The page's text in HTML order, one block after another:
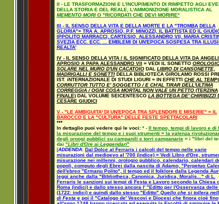
II - LE TRASFORMAZIONI E L'INCUPIMENTO DI RIMPETTO AGLI
DELLA STORIA E DEL REALE, L'AMMONIZIONE MORALISTICA AL
MEMENTO MORIO "RICORDATI CHE DEVI MORIRE"
III - IL SENSO DELLA VITA E DELLA MORTE E LA "TROMBA DELLA
GLORIA"= TRA A. APROSIO, P.F. MINOZZI, IL BATTISTA ED IL
IPPOLITO MARRACCI, CARTESIO, ALESSANDRO VII, MARIA
SVEZIA ECC. ECC. ... EMBLEMI DI UN'EPOCA SOSPESA TRA
REALTA'
IV - IL SENSO DELLA VITA / IL SIGNIFICATO DELLA VITA DA
APROSIO A PAPA ALESSANDRO VII= VEDI IL SONETTO
SOLARE NEL MURO D'UN CACATOIODAL LIBRO DI CANSONETTE,
MADRIGALLI E SONETTIDELLA BIBLIOTECA GIROLAMO ROSSI
IST. iNTERNAZIONALE DI STUDI LIGURI = IN EFFETTI CHE AL
CORRUTTOR TUTTO E' SOGGETTO / E CH'AL TIRAR DELL'ULTIMA
CORREGGIA / OGNI COSA MORTAL NON VALE UN PETTO(TERZINA
FINALE)DAL VOLUME SEICENTESCO LA BOTTEGA DE' CHIRIBIZZI
CESARE GIUDICI
V - "LE AMBIGUITA' DI UN'EPOCA TRA SPLENDORI E MISERIE" = IL
BAROCCO E LA "CULTURA" DELLE FESTE SPETTACOLARI
***
In dettaglio puoi vedere qui le voci: * - Il tempo, tempi di lavoro e di
la misurazione del tempo e i suoi strumenti = la valenza
degli oroogi pubblici su campanili e torri campanarie= i "libri del
dai "Libri d'Oreai Leggendari"
[ADDENDA: Dal Dolce al Ferraris i calcoli del tempo nelle varie
misurazioni dal medioevo al '700 (indice) = Vedi Libro d'Ore,
misurazione nei millenni, orologio pubblico, calendario, calendari
popoli, computo degli Ebrei dalla nascita di Adamo, "Perpetuo
dell'ebreo "Ermanu Polito", il tempo ed il folklore dalla Legenda
leggi anche dalla "Bibliotheca, Canonica, Juridica, Moralis..." di L.
Ferraris le sanzioni sui tempi di Festa e Lavoro secondo la Chiesa
Roma (indici) e dallo stesso ancora l' "Editto per l'Osservanza delle
(1722: indici) e quindi dallo stesso "Editto" Quello che si tollera
di Festa e poi il "Catalogo de' Vescovi e Diocesi che finora cioè fino